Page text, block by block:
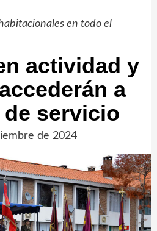
en todo el
actividad y
a
servicio
de 2024